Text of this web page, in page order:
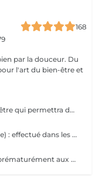
168
par la douceur. Du
l'art du bien-être et
Véritable source de détente et de bien-être qui permettra de retirer les noeuds musculaires tout en favorisant un état intense de relaxation, des pieds à la tête ou selon vos besoins et envie. Un moment de lâcher prise pour le corps et l'esprit.
(Ensemble buste, nuque, visage et crâne) : effectué dans les règles de l'art, le massage crânien possède de nombreuses vertus : il lutte contre la fatigue, il réduit le stress, il atténue les maux de tête, il combat les insomnies et il calme les tensions dans la nuque et le haut du dos. Un beau moment de déconnexion totale, de quoi vous vider complètement la tête.
Les enfants et adolescents s'exposent prématurément aux agitations du quotidien. Le massage constitue le début d'un apprentissage pour prendre soin de leur corps et de leur bien-être, dès leur plus jeune âge. Il favorise son développement et sa croissance et peut être une source de guérison et d'un bon équilibre pour son organisme. De quoi également lui donner confiance durant cette période de transition vers l'âge adulte.